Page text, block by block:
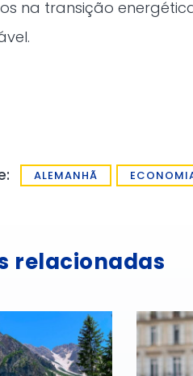
na transição
ALEMANHÃ
relacionadas